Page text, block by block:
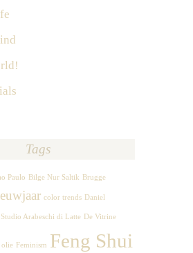
Tags
Paulo Bilge Nur Saltik Brugge
color trends Daniel
Studio Arabeschi di Latte De Vitrine
olie Feminism Feng Shui